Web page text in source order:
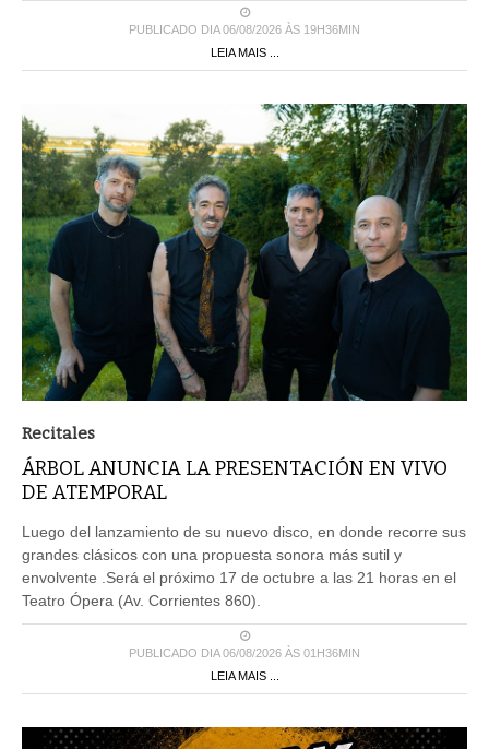
PUBLICADO DIA 06/08/2026 ÀS 19H36MIN
LEIA MAIS ...
Recitales
ÁRBOL ANUNCIA LA PRESENTACIÓN EN VIVO
DE ATEMPORAL
Luego del lanzamiento de su nuevo disco, en donde recorre sus
grandes clásicos con una propuesta sonora más sutil y
envolvente .Será el próximo 17 de octubre a las 21 horas en el
Teatro Ópera (Av. Corrientes 860).
PUBLICADO DIA 06/08/2026 ÀS 01H36MIN
LEIA MAIS ...